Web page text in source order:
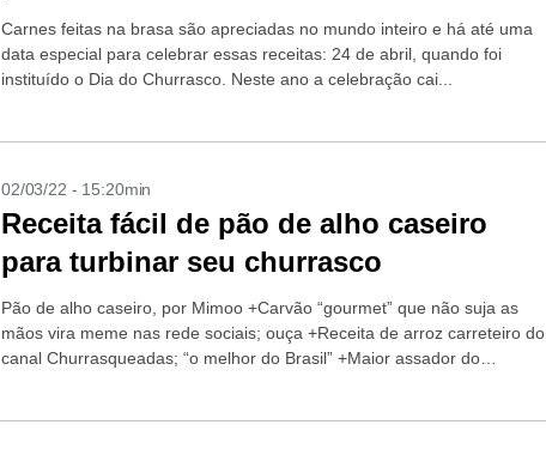
Carnes feitas na brasa são apreciadas no mundo inteiro e há até uma
data especial para celebrar essas receitas: 24 de abril, quando foi
instituído o Dia do Churrasco. Neste ano a celebração cai...
02/03/22 - 15:20min
Receita fácil de pão de alho caseiro
para turbinar seu churrasco
Pão de alho caseiro, por Mimoo +Carvão “gourmet” que não suja as
mãos vira meme nas rede sociais; ouça +Receita de arroz carreteiro do
canal Churrasqueadas; “o melhor do Brasil” +Maior assador do